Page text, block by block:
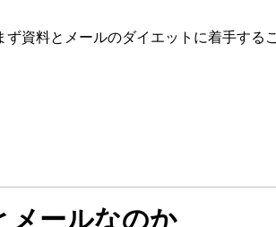
資料とメールのダイエットに着手する
メールなのか